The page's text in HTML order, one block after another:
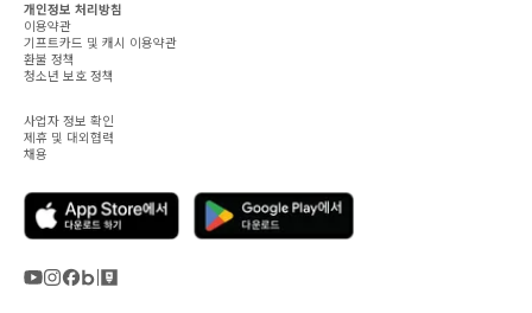
개인정보 처리방침
이용약관
기프트카드 및 캐시 이용약관
환불 정책
청소년 보호 정책
사업자 정보 확인
제휴 및 대외협력
채용